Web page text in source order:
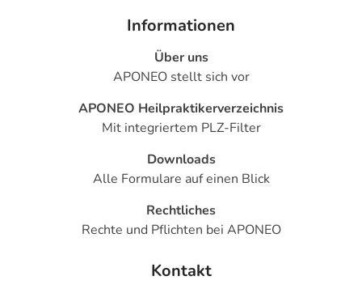
Informationen
Über uns
APONEO stellt sich vor
APONEO Heilpraktikerverzeichnis
Mit integriertem PLZ-Filter
Downloads
Alle Formulare auf einen Blick
Rechtliches
Rechte und Pflichten bei APONEO
Kontakt